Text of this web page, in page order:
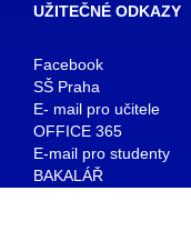
UŽITEČNÉ ODKAZY
Facebook
SŠ Praha
E- mail pro učitele
OFFICE 365
E-mail pro studenty
BAKALÁŘ